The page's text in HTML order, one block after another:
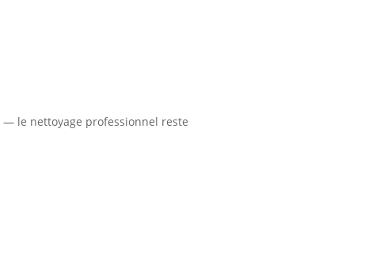
— le nettoyage professionnel reste